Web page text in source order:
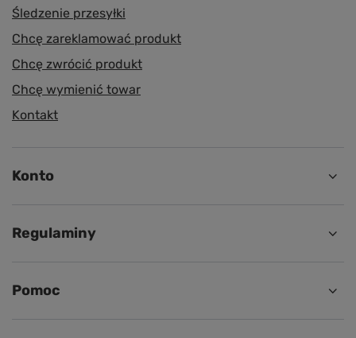
Śledzenie przesyłki
Chcę zareklamować produkt
Chcę zwrócić produkt
Chcę wymienić towar
Kontakt
Konto
Regulaminy
Pomoc